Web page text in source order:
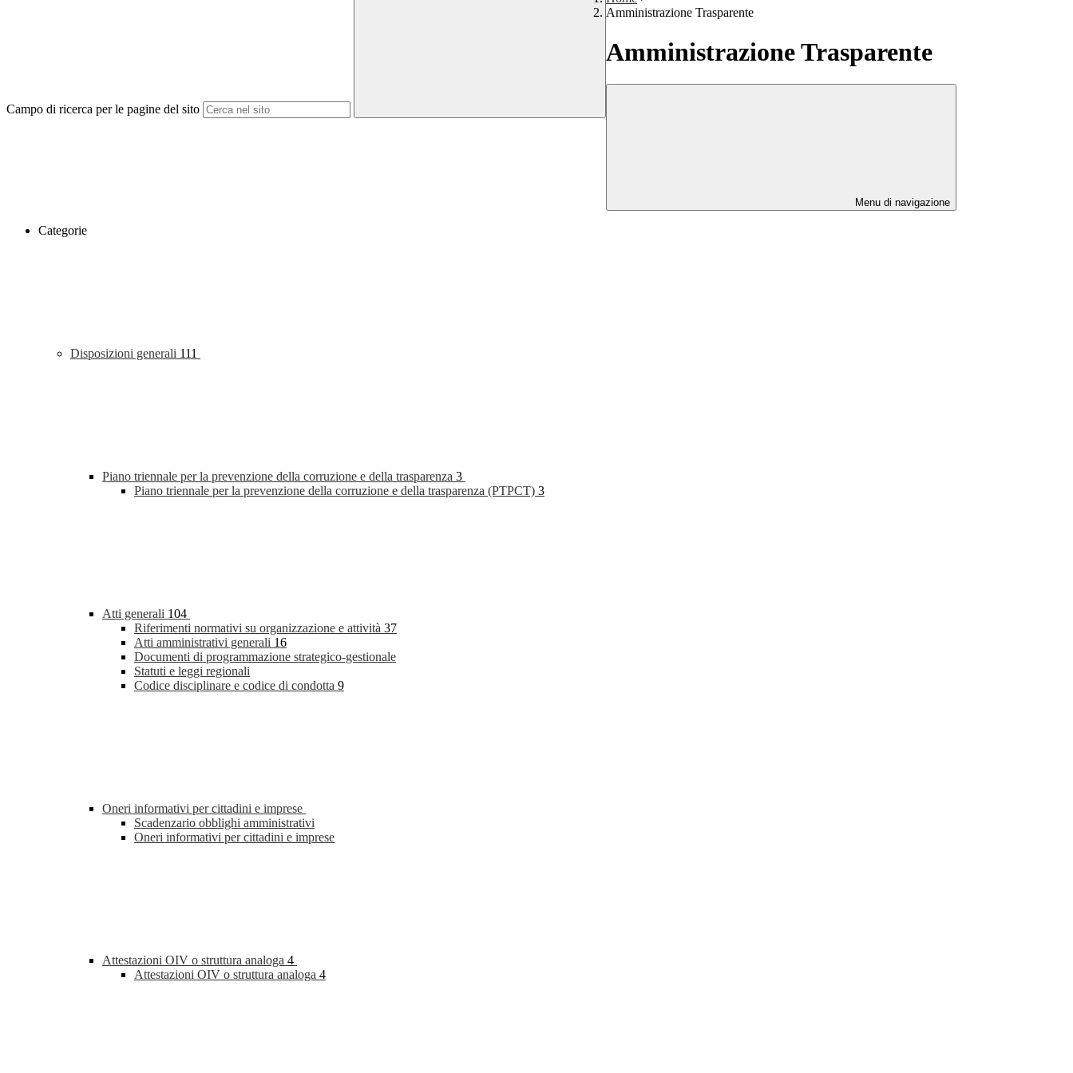
Campo di ricerca per le pagine del sito
Amministrazione Trasparente
Amministrazione Trasparente
Menu di navigazione
Categorie
Disposizioni generali 111
Piano triennale per la prevenzione della corruzione e della trasparenza 3
Piano triennale per la prevenzione della corruzione e della trasparenza (PTPCT) 3
Atti generali 104
Riferimenti normativi su organizzazione e attività 37
Atti amministrativi generali 16
Documenti di programmazione strategico-gestionale
Statuti e leggi regionali
Codice disciplinare e codice di condotta 9
Oneri informativi per cittadini e imprese
Scadenzario obblighi amministrativi
Oneri informativi per cittadini e imprese
Attestazioni OIV o struttura analoga 4
Attestazioni OIV o struttura analoga 4